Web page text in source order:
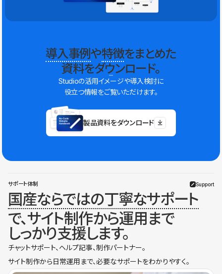
導入事例や特徴をまとめた
資料をダウンロード。
Studioの活用イメージや導入検討に
役立つ情報をご覧いただけます。
製品資料をダウンロード
サポート体制 Support
国産ならではの丁寧なサポート
で、サイト制作から運用まで
しっかり支援します。
チャットサポート、ヘルプ記事、制作パートナー。
サイト制作から日常運用まで、必要なサポートをわかりやすく。